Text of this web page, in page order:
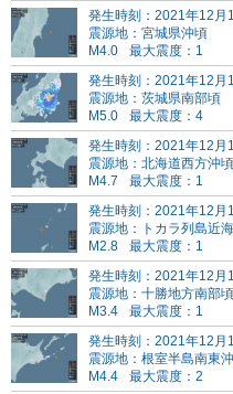
発生時刻：2021年12月
震源地：宮城県沖頃
M4.0
最大震度：1
発生時刻：2021年12月
震源地：茨城県南部頃
M5.0
最大震度：4
発生時刻：2021年12月
震源地：北海道西方沖頃
M4.7
最大震度：1
発生時刻：2021年12月
震源地：トカラ列島近
M2.8
最大震度：1
発生時刻：2021年12月
震源地：十勝地方南部頃
M3.4
最大震度：1
発生時刻：2021年12月
震源地：根室半島南東
M4.4
最大震度：2